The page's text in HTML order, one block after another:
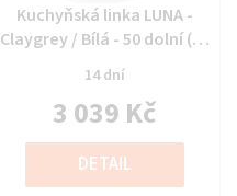
Průměrné
hodnocení
produktu
je
0,0
5
hvězdiček.
Kuchyňská linka LUNA -
Claygrey / Bílá - 50 dolní (50
D 1F 1S)
14 dní
3 039 Kč
Měrná
cena:
DETAIL